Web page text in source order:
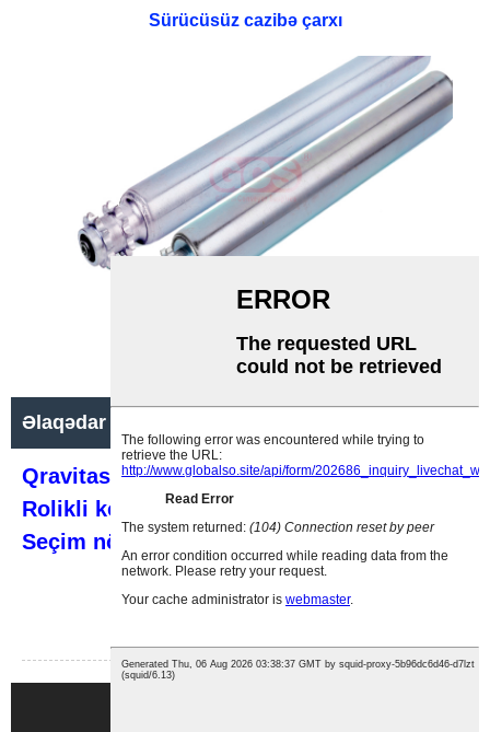
Sürücüsüz cazibə çarxı
Çəkmə çarxı
Əlaqədar məqalə
Qravitasiya rollerli konveyer
Rolikli konveyerin dizayn detalları——
Seçim nöqtələri